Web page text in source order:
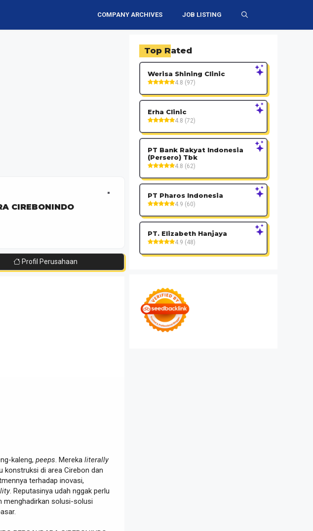
COMPANY ARCHIVES JOB LISTING
CIREBONINDO
Profil Perusahaan
kaleng, peeps. Mereka literally
konstruksi di area Cirebon dan
terhadap inovasi,
. Reputasinya udah nggak perlu
menghadirkan solusi-solusi
Top Rated
Werisa Shining Clinic
4.8 (97)
Erha Clinic
4.8 (72)
PT Bank Rakyat Indonesia
(Persero) Tbk
4.8 (62)
PT Pharos Indonesia
4.9 (60)
PT. Elizabeth Hanjaya
4.9 (48)